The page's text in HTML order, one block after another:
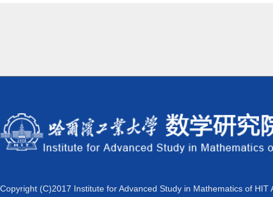
Copyright (C)2017 Institute for Advanced Study in Mathematics of HIT